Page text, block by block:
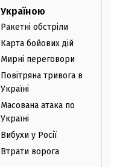
Україною
Ракетні обстріли
Карта бойових дій
Мирні переговори
Повітряна тривога в
Україні
Масована атака по
Україні
Вибухи у Росії
Втрати ворога